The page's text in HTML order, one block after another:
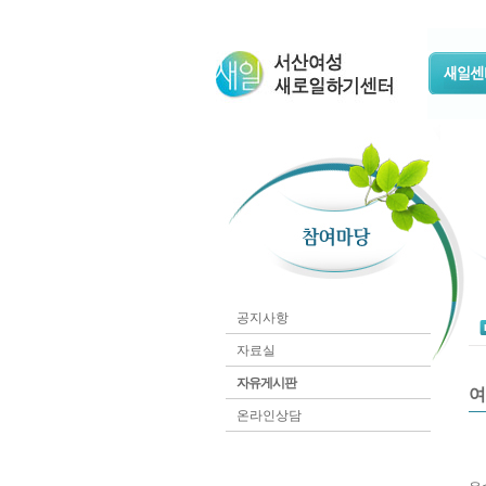
공지사항
자료실
자유게시판
온라인상담